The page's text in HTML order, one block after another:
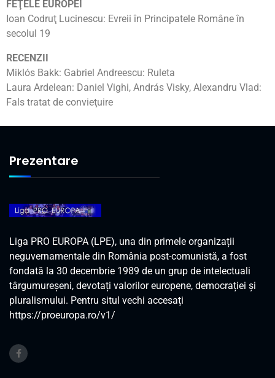
FEŢELE EUROPEI
Ioan Codruţ Lucinescu: Evreii în Principatele Române în
secolul 19
RECENZII
Miklós Bakk: Gabriel Andreescu: Ruleta
Laura Ardelean: Daniel Vighi, András Visky, Alexandru Vlad:
Fals tratat de convieţuire
Prezentare
Liga PRO EUROPA (LPE), una din primele organizații
neguvernamentale din România post-comunistă, a fost
fondată la 30 decembrie 1989 de un grup de intelectuali
târgumureșeni, devotați valorilor europene, democrației și
pluralismului. Pentru situl vechi accesați
https://proeuropa.ro/v1/